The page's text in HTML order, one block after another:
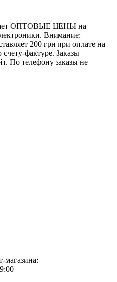
ОПТОВЫЕ ЦЕНЫ на
Внимание:
200 грн при оплате на
фактуре. Заказы
По телефону заказы не
магазина: